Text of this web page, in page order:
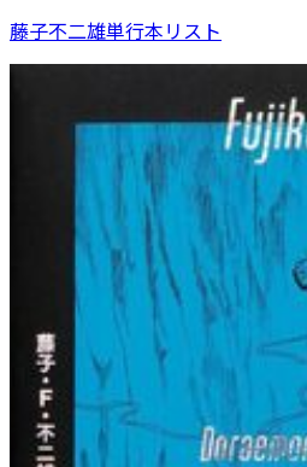
藤子不二雄単行本リスト